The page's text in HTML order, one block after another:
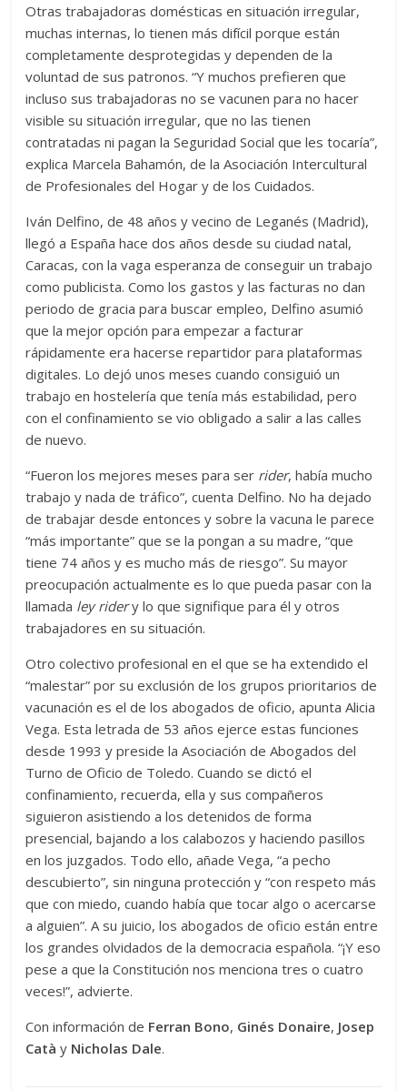
Otras trabajadoras domésticas en situación irregular,
muchas internas, lo tienen más difícil porque están
completamente desprotegidas y dependen de la
voluntad de sus patronos. “Y muchos prefieren que
incluso sus trabajadoras no se vacunen para no hacer
visible su situación irregular, que no las tienen
contratadas ni pagan la Seguridad Social que les tocaría”,
explica Marcela Bahamón, de la Asociación Intercultural
de Profesionales del Hogar y de los Cuidados.
Iván Delfino, de 48 años y vecino de Leganés (Madrid),
llegó a España hace dos años desde su ciudad natal,
Caracas, con la vaga esperanza de conseguir un trabajo
como publicista. Como los gastos y las facturas no dan
periodo de gracia para buscar empleo, Delfino asumió
que la mejor opción para empezar a facturar
rápidamente era hacerse repartidor para plataformas
digitales. Lo dejó unos meses cuando consiguió un
trabajo en hostelería que tenía más estabilidad, pero
con el confinamiento se vio obligado a salir a las calles
de nuevo.
“Fueron los mejores meses para ser rider, había mucho
trabajo y nada de tráfico”, cuenta Delfino. No ha dejado
de trabajar desde entonces y sobre la vacuna le parece
“más importante” que se la pongan a su madre, “que
tiene 74 años y es mucho más de riesgo”. Su mayor
preocupación actualmente es lo que pueda pasar con la
llamada ley ridery lo que signifique para él y otros
trabajadores en su situación.
Otro colectivo profesional en el que se ha extendido el
“malestar” por su exclusión de los grupos prioritarios de
vacunación es el de los abogados de oficio, apunta Alicia
Vega. Esta letrada de 53 años ejerce estas funciones
desde 1993 y preside la Asociación de Abogados del
Turno de Oficio de Toledo. Cuando se dictó el
confinamiento, recuerda, ella y sus compañeros
siguieron asistiendo a los detenidos de forma
presencial, bajando a los calabozos y haciendo pasillos
en los juzgados. Todo ello, añade Vega, “a pecho
descubierto”, sin ninguna protección y “con respeto más
que con miedo, cuando había que tocar algo o acercarse
a alguien”. A su juicio, los abogados de oficio están entre
los grandes olvidados de la democracia española. “¡Y eso
pese a que la Constitución nos menciona tres o cuatro
veces!”, advierte.
Con información de Ferran Bono, Ginés Donaire, Josep
Catà y Nicholas Dale.